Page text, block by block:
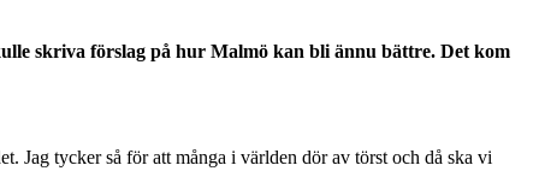
skriva förslag på hur Malmö kan bli ännu bättre. Det kom
Jag tycker så för att många i världen dör av törst och då ska vi